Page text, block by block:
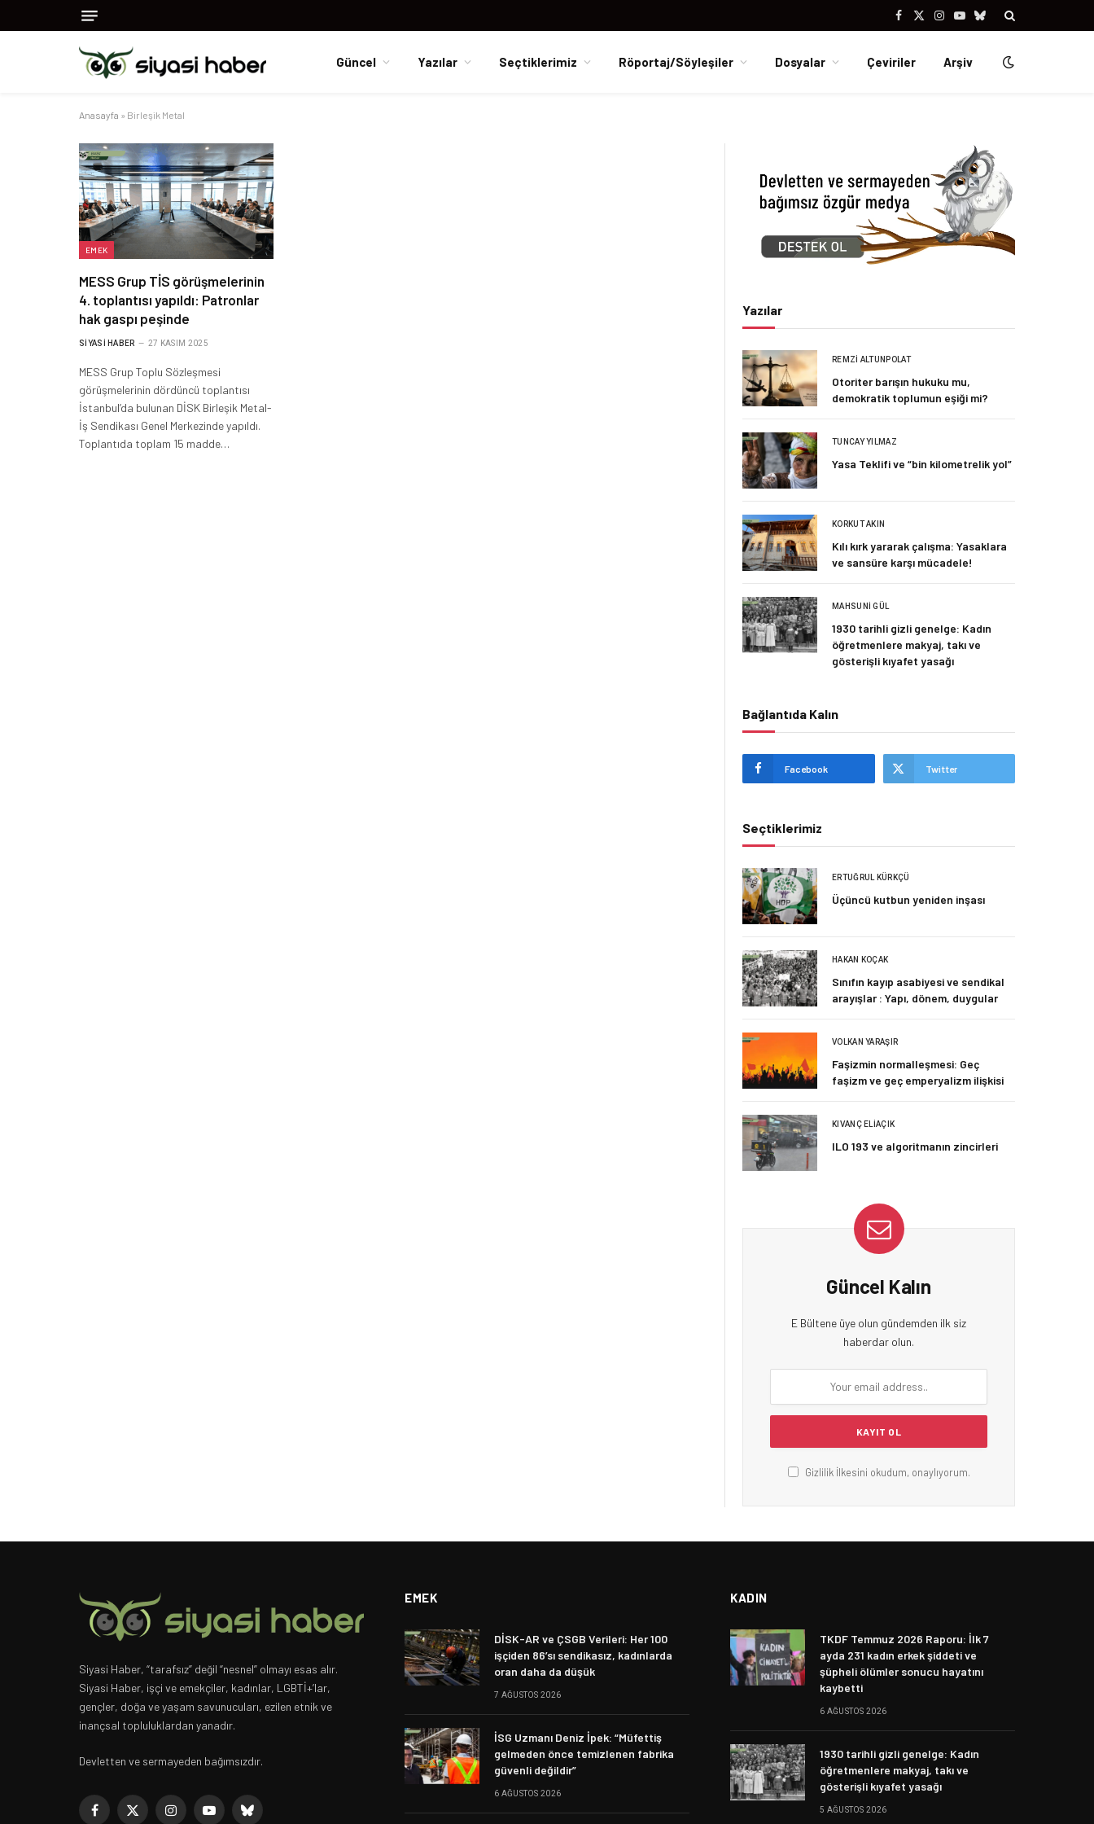
Facebook
X
Instagram
YouTubeBluesky
Güncel Yazılar Seçtiklerimiz Röportaj/Söyleşiler Dosyalar Çeviriler Arşiv
Anasayfa » Birleşik Metal
EMEK
MESS Grup TİS görüşmelerinin
4. toplantısı yapıldı: Patronlar
hak gaspı peşinde
SIYASI HABER 27 KASIM 2025
MESS Grup Toplu Sözleşmesi
görüşmelerinin dördüncü toplantısı
İstanbul’da bulunan DİSK Birleşik Metal-
İş Sendikası Genel Merkezinde yapıldı.
Toplantıda toplam 15 madde…
Yazılar
REMZI ALTUNPOLAT
Otoriter barışın hukuku mu,
demokratik toplumun eşiği mi?
TUNCAY YILMAZ
Yasa Teklifi ve “bin kilometrelik yol”
KORKUT AKIN
Kılı kırk yararak çalışma: Yasaklara
ve sansüre karşı mücadele!
MAHSUNI GÜL
1930 tarihli gizli genelge: Kadın
öğretmenlere makyaj, takı ve
gösterişli kıyafet yasağı
Bağlantıda Kalın
Facebook Twitter
Seçtiklerimiz
ERTUĞRUL KÜRKÇÜ
Üçüncü kutbun yeniden inşası
HAKAN KOÇAK
Sınıfın kayıp asabiyesi ve sendikal
arayışlar : Yapı, dönem, duygular
VOLKAN YARAŞIR
Faşizmin normalleşmesi: Geç
faşizm ve geç emperyalizm ilişkisi
KIVANÇ ELIAÇIK
ILO 193 ve algoritmanın zincirleri
Güncel Kalın
E Bültene üye olun gündemden ilk siz
haberdar olun.
Gizlilik İlkesini okudum, onaylıyorum.
Siyasi Haber, “tarafsız” değil “nesnel” olmayı esas alır.
Siyasi Haber, işçi ve emekçiler, kadınlar, LGBTİ+’lar,
gençler, doğa ve yaşam savunucuları, ezilen etnik ve
inançsal topluluklardan yanadır.
Devletten ve sermayeden bağımsızdır.
Facebook
X InstagramYouTubeBluesky
EMEK
DİSK-AR ve ÇSGB Verileri: Her 100
işçiden 86’sı sendikasız, kadınlarda
oran daha da düşük
7 AĞUSTOS 2026
İSG Uzmanı Deniz İpek: “Müfettiş
gelmeden önce temizlenen fabrika
güvenli değildir”
6 AĞUSTOS 2026
KADIN
TKDF Temmuz 2026 Raporu: İlk 7
ayda 231 kadın erkek şiddeti ve
şüpheli ölümler sonucu hayatını
kaybetti
6 AĞUSTOS 2026
1930 tarihli gizli genelge: Kadın
öğretmenlere makyaj, takı ve
gösterişli kıyafet yasağı
5 AĞUSTOS 2026